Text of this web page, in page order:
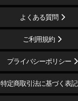
よくある質問
ご利用規約
プライバシーポリシー
特定商取引法に基づく表記